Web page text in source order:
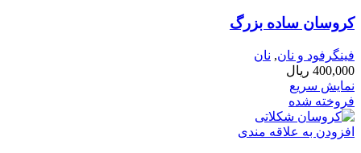
کروسان ساده بزرگ
فینگرفود و نان‌, نان
400,000 ریال
نمایش سریع
فروخته شده
افزودن به علاقه مندی